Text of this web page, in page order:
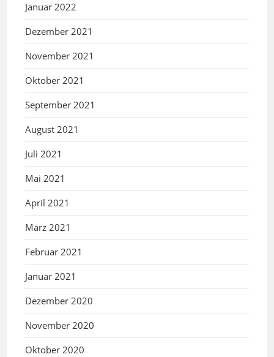
Januar 2022
Dezember 2021
November 2021
Oktober 2021
September 2021
August 2021
Juli 2021
Mai 2021
April 2021
März 2021
Februar 2021
Januar 2021
Dezember 2020
November 2020
Oktober 2020